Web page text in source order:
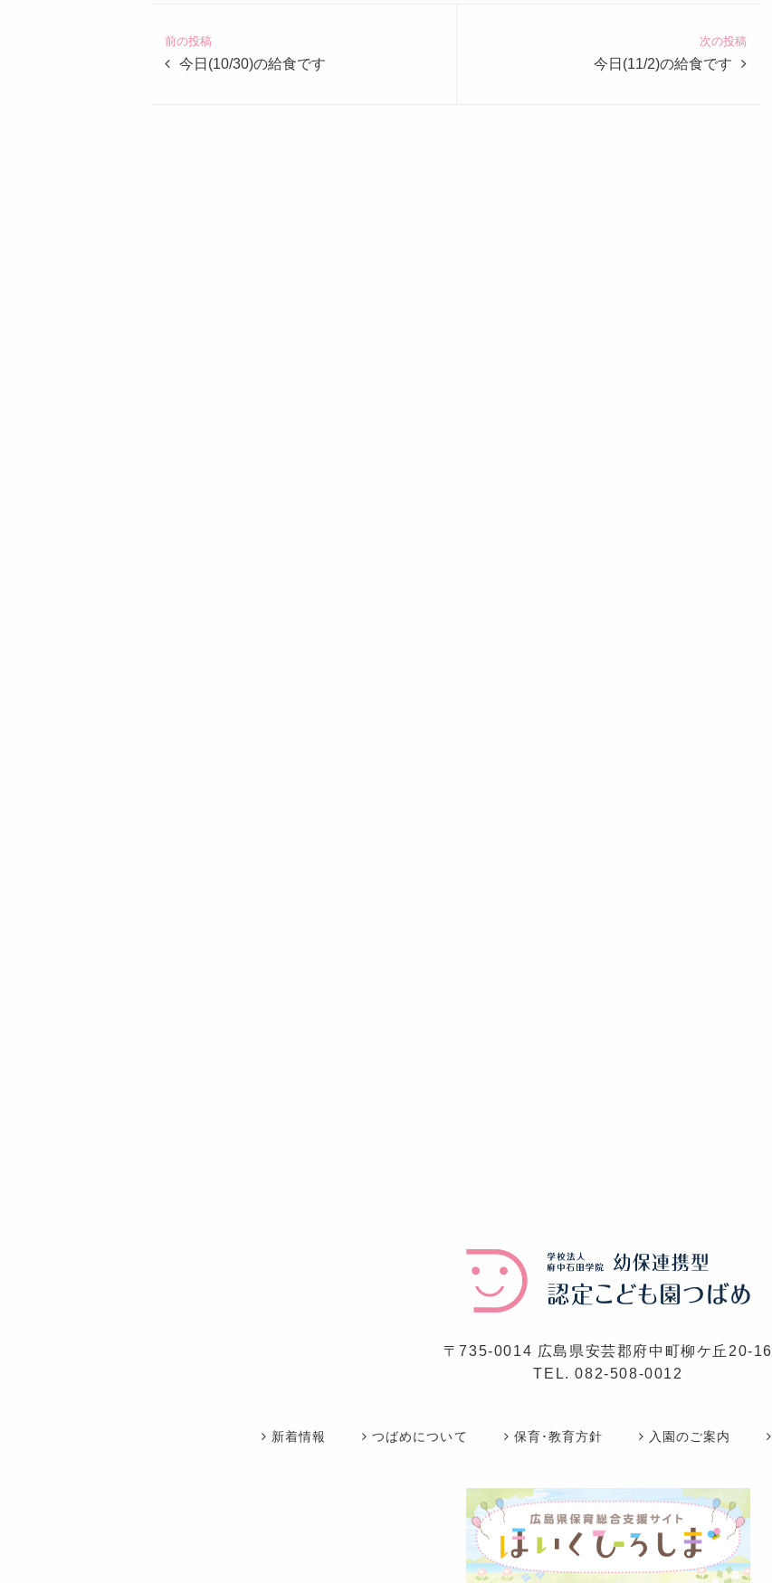
ど
も
前の投稿
今日(10/30)の給食です
次の投稿
今日(11/2)の給食です
〒735-0014 広島県安芸郡府中町柳ケ丘20-16
TEL.082-508-0012
新着情報 つばめについて 保育･教育方針 入園のご案内